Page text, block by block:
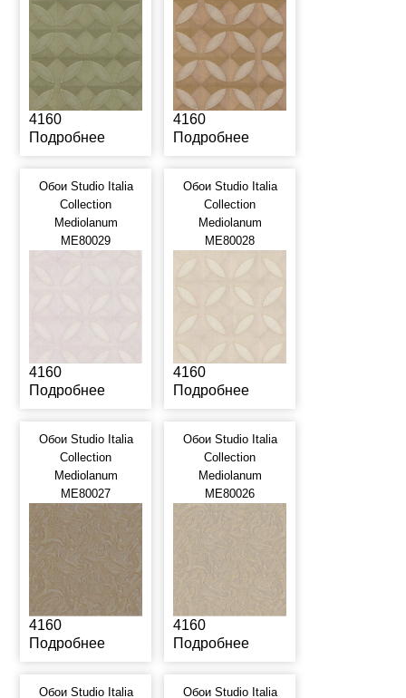
4160
Подробнее
4160
Подробнее
Обои Studio Italia
Collection
Mediolanum
ME80029
4160
Подробнее
Обои Studio Italia
Collection
Mediolanum
ME80028
4160
Подробнее
Обои Studio Italia
Collection
Mediolanum
ME80027
4160
Подробнее
Обои Studio Italia
Collection
Mediolanum
ME80026
4160
Подробнее
Обои Studio Italia Обои Studio Italia